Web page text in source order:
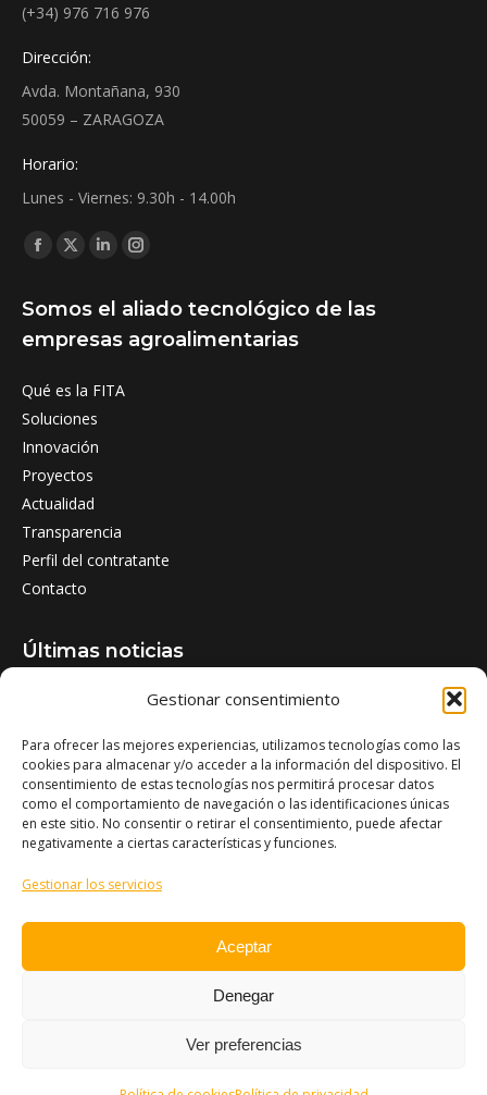
Gestionar consentimiento
Para ofrecer las mejores experiencias, utilizamos tecnologías como las
cookies para almacenar y/o acceder a la información del dispositivo. El
consentimiento de estas tecnologías nos permitirá procesar datos
como el comportamiento de navegación o las identificaciones únicas
en este sitio. No consentir o retirar el consentimiento, puede afectar
negativamente a ciertas características y funciones.
Gestionar los servicios
Aceptar
Denegar
Ver preferencias
(+34) 976 716 976
Dirección:
Avda. Montañana, 930
50059 – ZARAGOZA
Horario:
Lunes - Viernes: 9.30h - 14.00h
Find us on:
Facebook
opens
in
window
X
opens
in
window
Linkedin
opens
in
window
Instagram
opens
in
Somos el aliado tecnológico de las
empresas agroalimentarias
Qué es la FITA
Soluciones
Innovación
Proyectos
Actualidad
Transparencia
Perfil del contratante
Contacto
Últimas noticias
Jornada técnica: Aflatoxinas en maíz
28/05/2026
Cubiertas vegetales entre frutales: una asociación
beneficiosa
27/05/2026
Conferencia: Destilación de plantas aromáticas de